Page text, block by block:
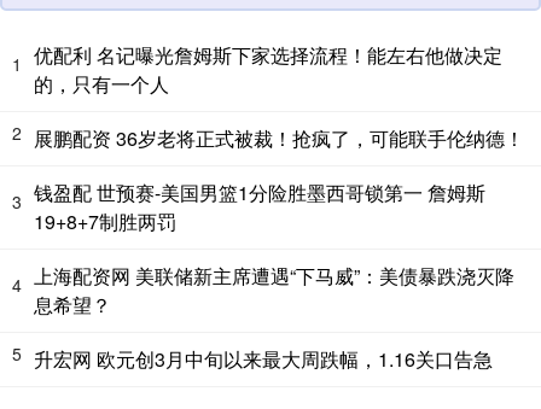
1
优配利 名记曝光詹姆斯下家选择流程！能左右他做决定
的，只有一个人
2 展鹏配资 36岁老将正式被裁！抢疯了，可能联手伦纳德！
3 钱盈配 世预赛-美国男篮1分险胜墨西哥锁第一 詹姆斯
19+8+7制胜两罚
4 上海配资网 美联储新主席遭遇“下马威”：美债暴跌浇灭降
息希望？
5 升宏网 欧元创3月中旬以来最大周跌幅，1.16关口告急